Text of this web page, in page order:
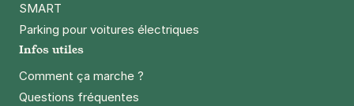
59800Lille
1,50 €/heure 17 €/jour,67 €/semaine
Réserver
SMART
Parking pour voitures électriques
Infos utiles
Comment ça marche ?
Questions fréquentes